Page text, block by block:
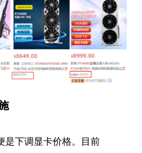
是下调显卡价格。目前